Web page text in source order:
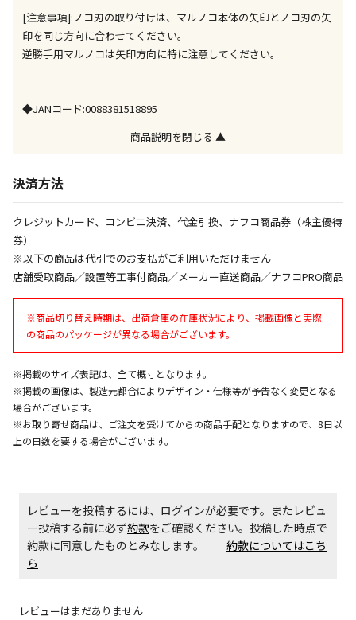
※ほか商品との同時購入はできません。お手数です
が、ご購入手続きを分けてお買い求めください
※支払い方法の代金引換は選択できません。
※電話注文はできません。
ません）
※「宅配・店舗受取」「宅配のみ」マークの商品のみ
同時購入が可能です
また、日曜・祝日や年末年始などの長期休業期間中
お見積商品です。金額・施工日はお打ち合わせの上、
決定となります。
お見積商品です。金額・施工日はお打ち合わせの上、
決定となります。
生する場合がございます。
[注意事項]:ノコ刃の取り付けは、マルノコ本体の矢印とノコ刃の矢
印を同じ方向に合わせてください。
逆勝手用マルノコは矢印方向に特に注意してください。
◆JANコード:0088381518895
商品説明を閉じる ▲
決済方法
クレジットカード、コンビニ決済、代金引換、ナフコ商品券（株主優待
券）
※以下の商品は代引でのお支払がご利用いただけません
店舗受取商品／設置等工事付商品／メーカー直送商品／ナフコPRO商品
※商品切り替え時期は、出荷倉庫の在庫状況により、掲載画像と実際
の商品のパッケージが異なる場合がございます。
※掲載のサイズ表記は、全て概寸となります。
※掲載の画像は、製造元都合によりデザイン・仕様等が予告なく変更となる
場合がございます。
※お取り寄せ商品は、ご注文を受けてからの商品手配となりますので、8日以
上の日数を要する場合がございます。
レビューを投稿するには、ログインが必要です。またレビュ
ー投稿する前に必ず約款をご確認ください。投稿した時点で
約款に同意したものとみなします。 約款についてはこち
ら
レビューはまだありません